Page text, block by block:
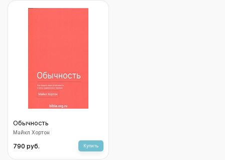
Обычность
Майкл Хортон
790 руб. Купить